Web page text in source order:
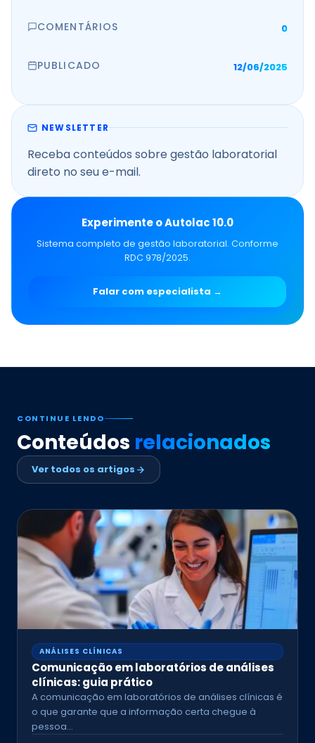
COMENTÁRIOS 0
PUBLICADO 12/06/2025
NEWSLETTER
Receba conteúdos sobre gestão laboratorial
direto no seu e-mail.
Experimente o Autolac 10.0
Sistema completo de gestão laboratorial. Conforme
RDC 978/2025.
Falar com especialista →
CONTINUE LENDO
Conteúdos relacionados
Ver todos os artigos
ANÁLISES CLÍNICAS
Comunicação em laboratórios de análises
clínicas: guia prático
A comunicação em laboratórios de análises clínicas é
o que garante que a informação certa chegue à
pessoa…